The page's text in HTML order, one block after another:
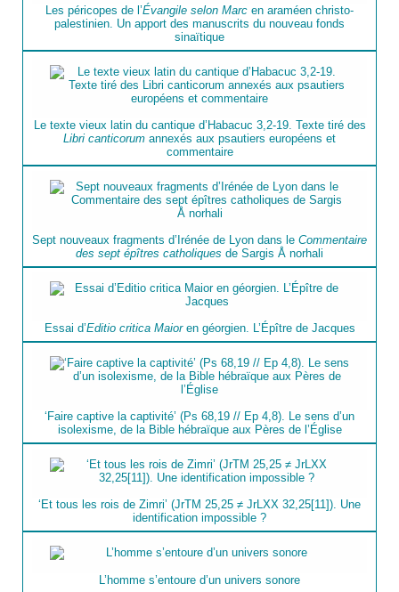
Les péricopes de l’Évangile selon Marc en araméen christo-
palestinien. Un apport des manuscrits du nouveau fonds
sinaïtique
Le texte vieux latin du cantique d’Habacuc 3,2-19. Texte tiré des
Libri canticorum annexés aux psautiers européens et
commentaire
Sept nouveaux fragments d’Irénée de Lyon dans le Commentaire
des sept épîtres catholiques de Sargis Å norhali
Essai d’Editio critica Maioren géorgien. L’Épître de Jacques
‘Faire captive la captivité’ (Ps 68,19 // Ep 4,8). Le sens d’un
isolexisme, de la Bible hébraïque aux Pères de l’Église
‘Et tous les rois de Zimri’ (JrTM 25,25 ≠ JrLXX 32,25[11]). Une
identification impossible ?
L’homme s’entoure d’un univers sonore